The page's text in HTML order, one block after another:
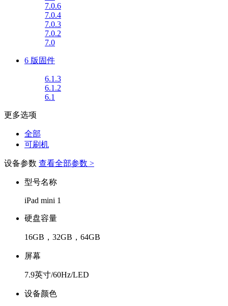
7.0.6
7.0.4
7.0.3
7.0.2
7.0
6 版固件
6.1.3
6.1.2
6.1
更多选项
全部
可刷机
设备参数 查看全部参数 >
型号名称
iPad mini 1
硬盘容量
16GB，32GB，64GB
屏幕
7.9英寸/60Hz/LED
设备颜色